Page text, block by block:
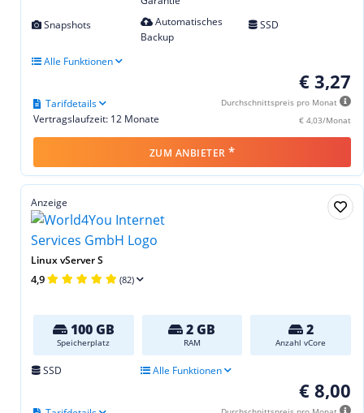
Snapshots
Automatisches
Backup
SSD
Alle Funktionen
€ 3,27
Durchschnittspreis pro Monat
€ 4,03/Monat
Vertragslaufzeit: 12 Monate
Tarifdetails
ZUM ANBIETER *
Anzeige
Linux vServer S
4,9 (82)
100 GB
Speicherplatz
2 GB
RAM
2
Anzahl vCore
SSD Alle Funktionen
€ 8,00